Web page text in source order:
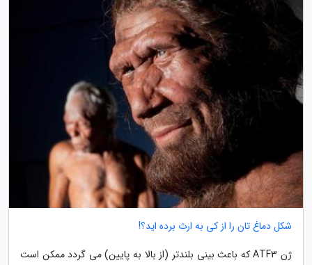
شکل دماغ تان را از کی به ارث برده اید؟!
ژن ATF3 که باعث بینی بلندتر (از بالا به پایین) می گردد ممکن است